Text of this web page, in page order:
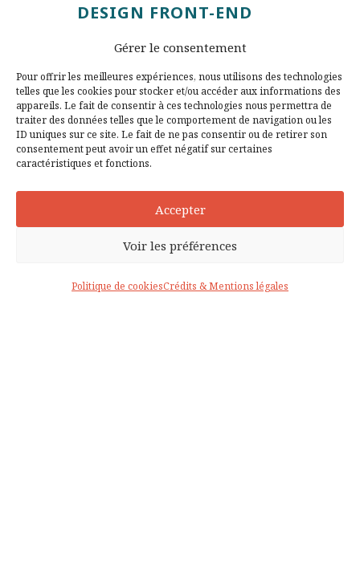
Gérer le consentement
Pour offrir les meilleures expériences, nous utilisons des technologies
telles que les cookies pour stocker et/ou accéder aux informations des
appareils. Le fait de consentir à ces technologies nous permettra de
traiter des données telles que le comportement de navigation ou les
ID uniques sur ce site. Le fait de ne pas consentir ou de retirer son
consentement peut avoir un effet négatif sur certaines
caractéristiques et fonctions.
Accepter
Voir les préférences
Politique de cookiesCrédits & Mentions légales
DESIGN FRONT-END
Nous créons un design front-end de
qualité pour assurer la performance,
le temps d'affichage, le bon
référencement, et l'évolutivité de vos
produits digitaux. Rien que ça !
VOTRE PROJET